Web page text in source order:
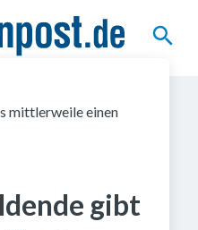
mittlerweile einen
gibt